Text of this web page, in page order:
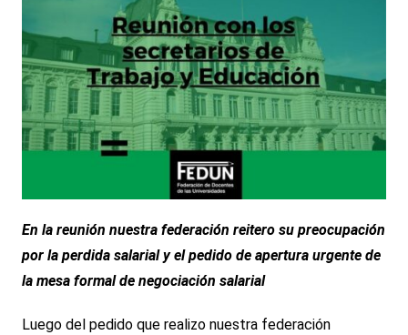
En la reunión nuestra federación reitero su preocupación
por la perdida salarial y el pedido de apertura urgente de
la mesa formal de negociación salarial
Luego del pedido que realizo nuestra federación